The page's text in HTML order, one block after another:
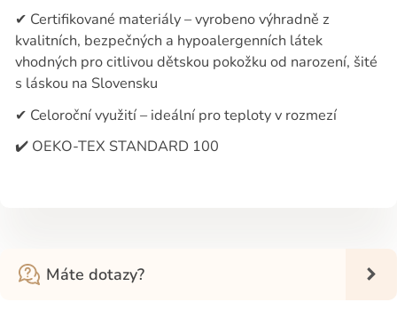
✔ Certifikované materiály – vyrobeno výhradně z
kvalitních, bezpečných a hypoalergenních látek
vhodných pro citlivou dětskou pokožku od narození, šité
s láskou na Slovensku
✔ Celoroční využití – ideální pro teploty v rozmezí
✔️OEKO-TEX STANDARD 100
Máte dotazy?